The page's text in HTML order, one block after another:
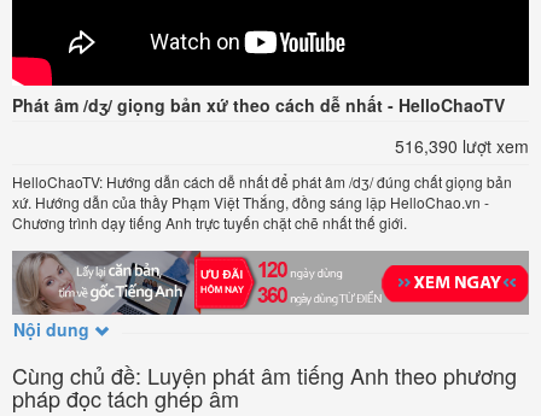
Phát âm /dʒ/ giọng bản xứ theo cách dễ nhất - HelloChaoTV
516,390 lượt xem
HelloChaoTV: Hướng dẫn cách dễ nhất để phát âm /dʒ/ đúng chất giọng bản
xứ. Hướng dẫn của thầy Phạm Việt Thắng, đồng sáng lập HelloChao.vn -
Chương trình dạy tiếng Anh trực tuyến chặt chẽ nhất thế giới.
Nội dung
Cùng chủ đề: Luyện phát âm tiếng Anh theo phương
pháp đọc tách ghép âm